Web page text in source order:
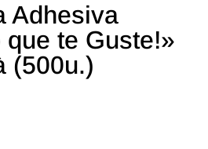
Adhesiva
que te Guste!»
(500u.)